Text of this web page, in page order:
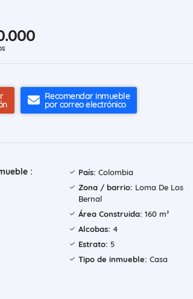
Recomendar inmueble
por correo electrónico
: País: Colombia
Zona / barrio: Loma De Los
Bernal
Área Construida: 160 m²
Alcobas: 4
Estrato: 5
Tipo de inmueble: Casa